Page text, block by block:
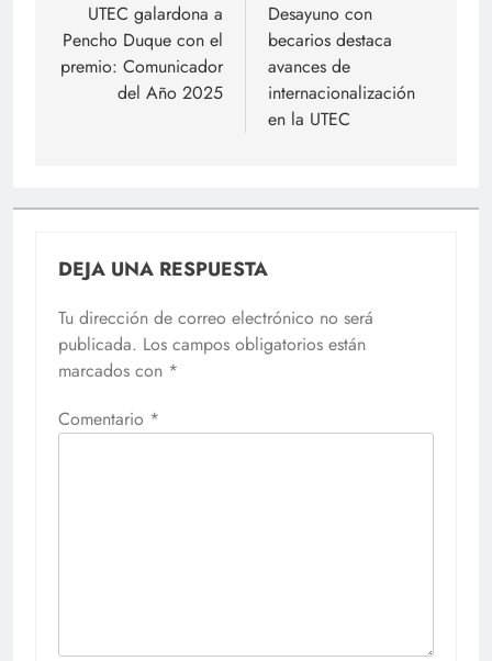
entradas
UTEC galardona a
Pencho Duque con el
premio: Comunicador
del Año 2025
Desayuno con
becarios destaca
avances de
internacionalización
en la UTEC
DEJA UNA RESPUESTA
Tu dirección de correo electrónico no será
publicada. Los campos obligatorios están
marcados con *
Comentario *